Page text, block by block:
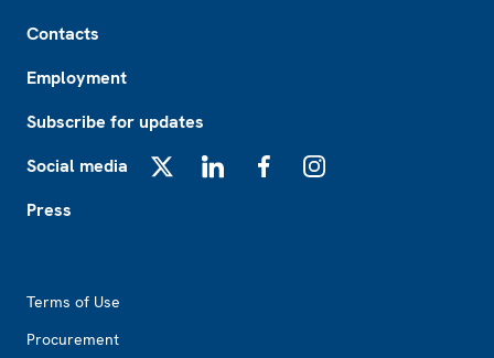
Contacts
Employment
Subscribe for updates
Social media
Press
Terms of Use
Procurement